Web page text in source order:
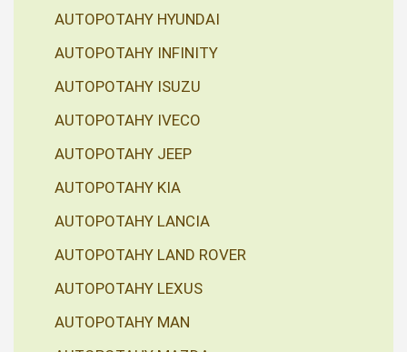
AUTOPOTAHY HYUNDAI
AUTOPOTAHY INFINITY
AUTOPOTAHY ISUZU
AUTOPOTAHY IVECO
AUTOPOTAHY JEEP
AUTOPOTAHY KIA
AUTOPOTAHY LANCIA
AUTOPOTAHY LAND ROVER
AUTOPOTAHY LEXUS
AUTOPOTAHY MAN